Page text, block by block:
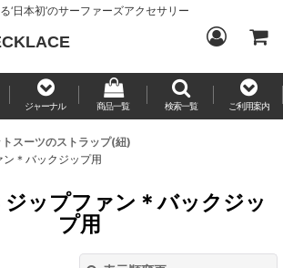
‘日本初’のサーファーズアクセサリー
ジャーナル 商品一覧 検索一覧 ご利用案内
トスーツのストラップ(紐)
＊バックジップ用
ジップファン＊バックジッ
プ用